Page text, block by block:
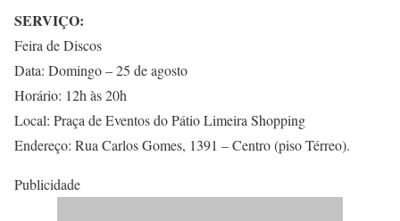
SERVIÇO:
Feira de Discos
Data: Domingo – 25 de agosto
Horário: 12h às 20h
Local: Praça de Eventos do Pátio Limeira Shopping
Endereço: Rua Carlos Gomes, 1391 – Centro (piso Térreo).
Publicidade